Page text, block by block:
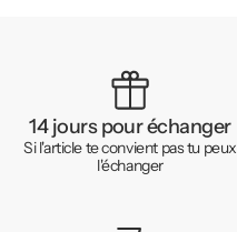
14 jours pour échanger
Si l'article te convient pas tu peux
l'échanger